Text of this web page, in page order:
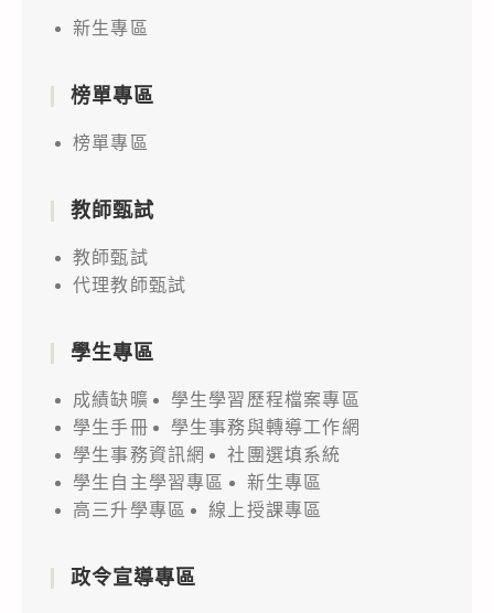
新生專區
榜單專區
榜單專區
教師甄試
教師甄試
代理教師甄試
學生專區
成績缺曠
學生學習歷程檔案專區
學生手冊
學生事務與轉導工作網
學生事務資訊網
社團選填系統
學生自主學習專區
新生專區
高三升學專區
線上授課專區
政令宣導專區